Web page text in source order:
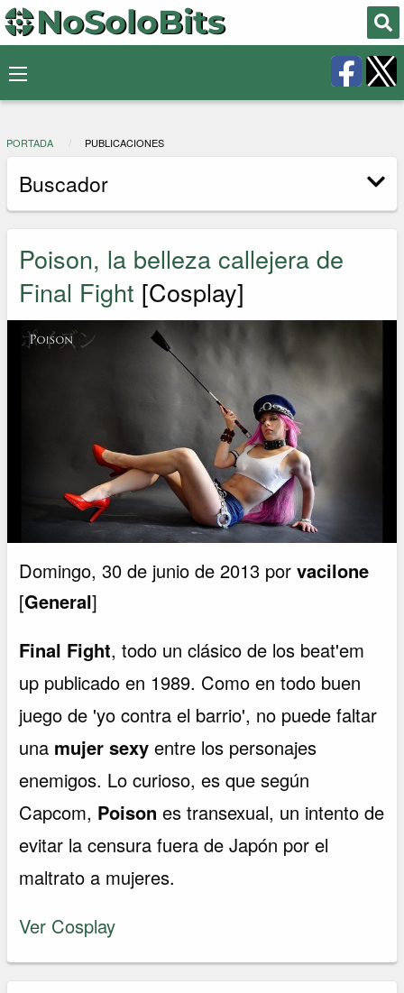
PORTADA PUBLICACIONES
Buscador
Poison, la belleza callejera de
Final Fight [Cosplay]
Domingo, 30 de junio de 2013 porvacilone
[General]
Final Fight, todo un clásico de los beat'em
up publicado en 1989. Como en todo buen
juego de 'yo contra el barrio', no puede faltar
una mujer sexy entre los personajes
enemigos. Lo curioso, es que según
Capcom, Poisones transexual, un intento de
evitar la censura fuera de Japón por el
maltrato a mujeres.
Ver Cosplay